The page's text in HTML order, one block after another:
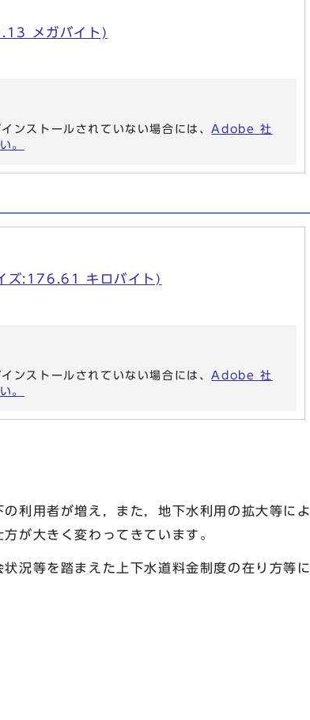
メガバイト)
ンストールされていない場合には、Adobe 社
。
ズ:176.61 キロバイト)
ンストールされていない場合には、Adobe 社
。
利用者が増え，また，地下水利用の拡大等によ
が大きく変わってきています。
況等を踏まえた上下水道料金制度の在り方等に